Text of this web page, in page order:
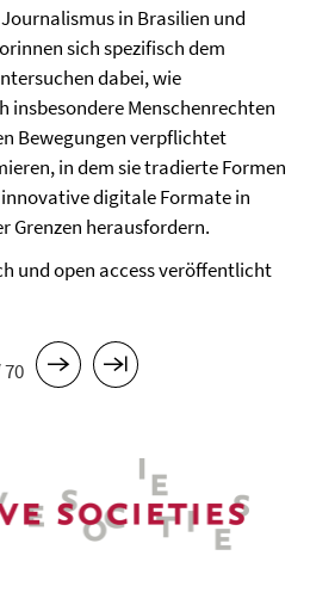
in Brasilien und
sich spezifisch dem
dabei, wie
insbesondere Menschenrechten
Bewegungen verpflichtet
in dem sie tradierte Formen
digitale Formate in
Grenzen herausfordern.
und open access veröffentlicht
70